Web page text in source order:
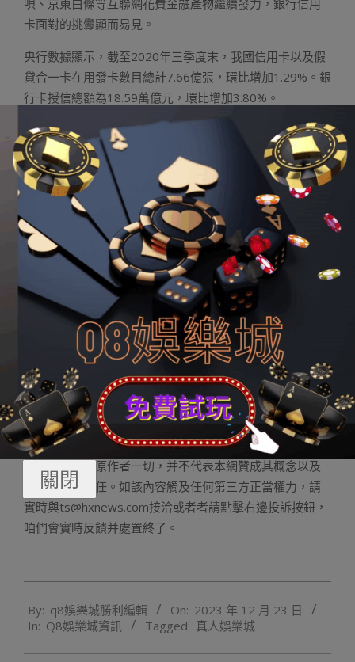
唄、京東白條等互聯網花費金融產物繼續發力，銀行信用
卡面對的挑釁顯而易見。
央行數據顯示，截至2020年三季度末，我國信用卡以及假
貸合一卡在用發卡數目總計7.66億張，環比增加1.29%。銀
行卡授信總額為18.59萬億元，環比增加3.80%。
業內助士指出，勾銷信用卡透支利率上上限治理，將有益
于發卡機構自立決議計劃，為持卡人供應共性化服務，在
與其余花費金融機構，尤為是互聯網金融平臺競爭中加強
吸引力。
“政策調整并非針對互聯網花費金融產物，但確鑿會經由過
程調整利率程度，抵消費金融市場發生影響。”董希淼透露
表現，此前花唄等互聯網花費金融產物下調了部門年青用
戶的信用額度，信用卡機構天真的訂價戰略將有利于加強
信用卡對年青客戶群體的吸引力。
無非，專家提示，絕管發卡機構將發力拓鋪客群，針對部
門優質客戶推出優惠利率，但持卡人應充沛闡發本身還款
本領，感性假貸花費。
義務編纂：趙睿
分外聲明：
本網刊登內容出于更直觀傳遞信息之目的。
該內容版權回原作者一切，并不代表本網贊成其概念以及
對其真實性擔任。如該內容觸及任何第三方正當權力，請
實時與ts@hxnews.com接洽或者者請點擊右邊投訴按鈕，
咱們會實時反饋并處置終了。
12-
23
By: q8娛樂城勝利編輯 On: 2023 年 12 月 23 日
In: Q8娛樂城資訊 Tagged: 真人娛樂城
關閉